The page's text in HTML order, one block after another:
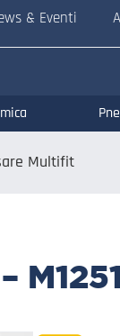
& Eventi
Multifit